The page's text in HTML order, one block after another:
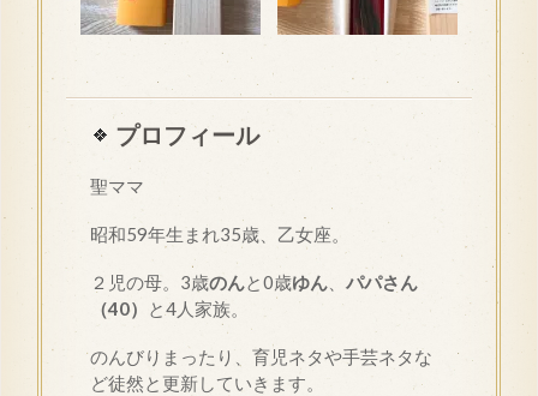
プロフィール
聖ママ
昭和59年生まれ35歳、乙女座。
２児の母。3歳のんと0歳ゆん
パパさん
（40）
と4人家族。
のんびりまったり、育児ネタや手芸ネタな
ど徒然と更新していきます。